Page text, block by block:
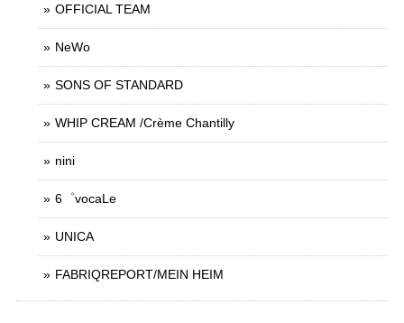
OFFICIAL TEAM
NeWo
SONS OF STANDARD
WHIP CREAM /Crème Chantilly
nini
6゜vocaLe
UNICA
FABRIQREPORT/MEIN HEIM